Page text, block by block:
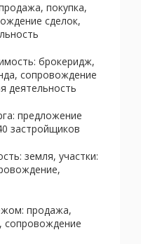
покупка,
сделок,
брокеридж,
сопровождение
деятельность
предложение
застройщиков
земля, участки:
продажа,
сопровождение